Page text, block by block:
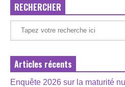
RECHERCHER
Articles récents
Enquête 2026 sur la maturité